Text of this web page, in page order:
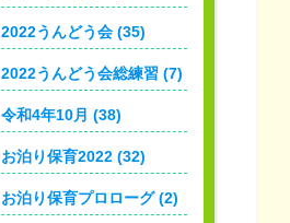
2022うんどう会 (35)
2022うんどう会総練習 (7)
令和4年10月 (38)
お泊り保育2022 (32)
お泊り保育プロローグ (2)